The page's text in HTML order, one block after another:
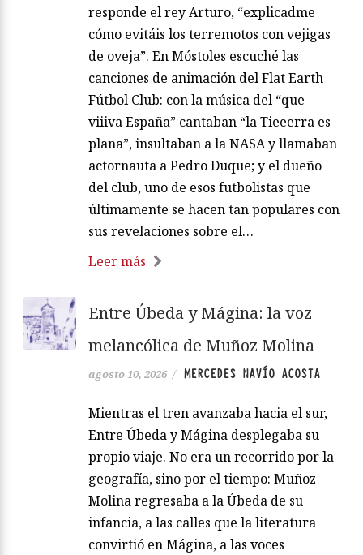
responde el rey Arturo, “explicadme
cómo evitáis los terremotos con vejigas
de oveja”. En Móstoles escuché las
canciones de animación del Flat Earth
Fútbol Club: con la música del “que
viiiva España” cantaban “la Tieeerra es
plana”, insultaban a la NASA y llamaban
actornauta a Pedro Duque; y el dueño
del club, uno de esos futbolistas que
últimamente se hacen tan populares con
sus revelaciones sobre el…
Leer más
Entre Úbeda y Mágina: la voz
melancólica de Muñoz Molina
agosto 10, 2026 / MERCEDES NAVÍO ACOSTA
Mientras el tren avanzaba hacia el sur,
Entre Úbeda y Mágina desplegaba su
propio viaje. No era un recorrido por la
geografía, sino por el tiempo: Muñoz
Molina regresaba a la Úbeda de su
infancia, a las calles que la literatura
convirtió en Mágina, a las voces